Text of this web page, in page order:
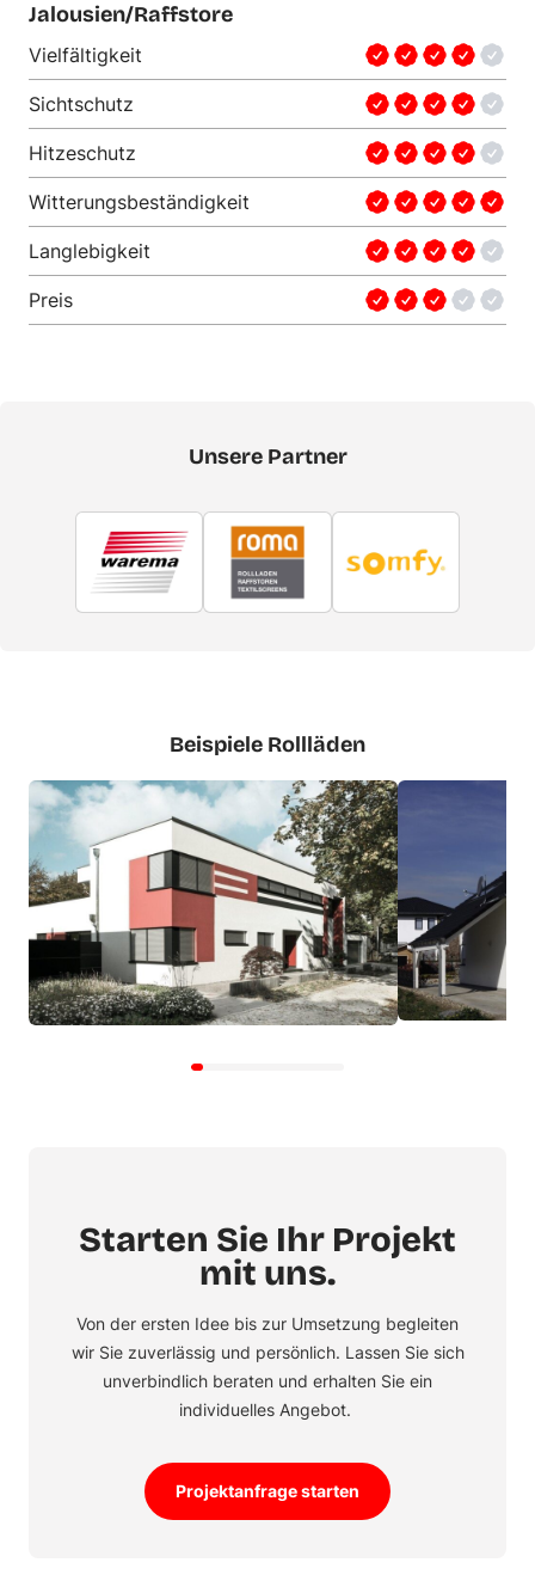
Jalousien/Raffstore
Vielfältigkeit
Sichtschutz
Hitzeschutz
Witterungsbeständigkeit
Langlebigkeit
Preis
Unsere Partner
Beispiele Rollläden
Starten Sie Ihr Projekt
mit uns.
Von der ersten Idee bis zur Umsetzung begleiten
wir Sie zuverlässig und persönlich. Lassen Sie sich
unverbindlich beraten und erhalten Sie ein
individuelles Angebot.
Projektanfrage starten